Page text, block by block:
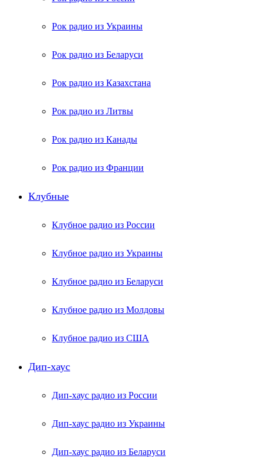
Рок радио из Украины
Рок радио из Беларуси
Рок радио из Казахстана
Рок радио из Литвы
Рок радио из Канады
Рок радио из Франции
Клубные
Клубное радио из России
Клубное радио из Украины
Клубное радио из Беларуси
Клубное радио из Молдовы
Клубное радио из США
Дип-хаус
Дип-хаус радио из России
Дип-хаус радио из Украины
Дип-хаус радио из Беларуси